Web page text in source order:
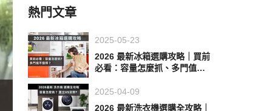
熱門文章
2025-05-23
2026 最新冰箱選購攻略｜買前
必看：容量怎麼抓、多門值不
2025-04-09
2026 最新洗衣機選購全攻略｜